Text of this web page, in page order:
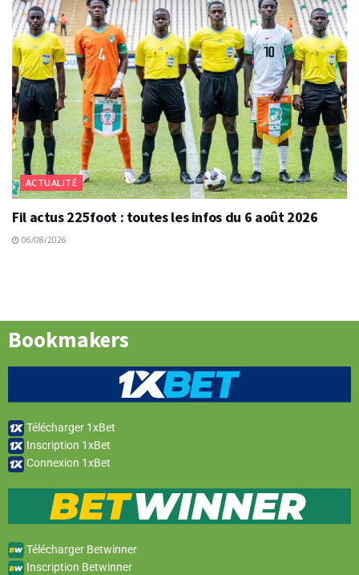
ACTUALITÉ
Fil actus 225foot : toutes les infos du 6 août 2026
06/08/2026
Bookmakers
Télécharger 1xBet
Inscription 1xBet
Connexion 1xBet
Télécharger Betwinner
Inscription Betwinner